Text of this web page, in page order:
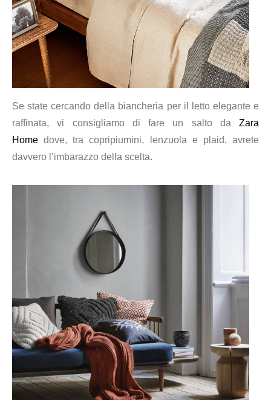
Se state cercando della biancheria per il letto elegante e
raffinata, vi consigliamo di fare un salto da Zara
Home dove, tra copripiumini, lenzuola e plaid, avrete
davvero l’imbarazzo della scelta.